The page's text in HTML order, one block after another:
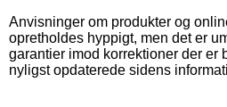
Anvisninger om produkter og
opretholdes hyppigt, men det er
garantier imod korrektioner der er
nyligst opdaterede sidens